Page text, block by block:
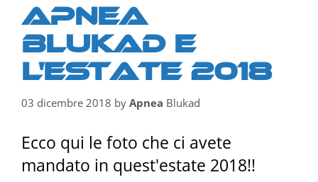
Apnea
Blukad e
l'estate 2018
03 dicembre 2018 by Apnea Blukad
Ecco qui le foto che ci avete
mandato in quest'estate 2018!!